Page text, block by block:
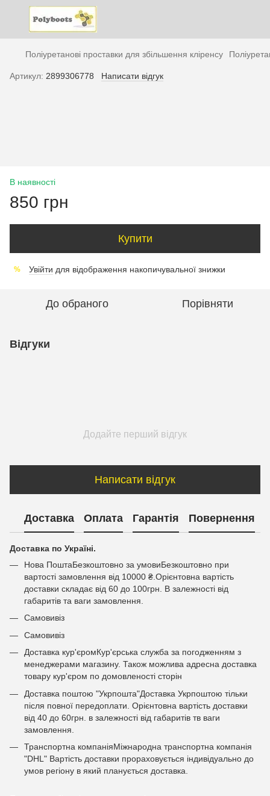
Поліуретанові проставки для збільшення кліренсу
Артикул: 2899306778 Написати відгук
В наявності
850 грн
Купити
% Увійти для відображення накопичувальної знижки
До обраного Порівняти
Відгуки
Додайте перший відгук
Написати відгук
Доставка Оплата Гарантія Повернення
Доставка по Україні.
Нова ПоштаБезкоштовно за умовиБезкоштовно при
вартості замовлення від 10000 ₴.Орієнтовна вартість
доставки складає від 60 до 100грн. В залежності від
габаритів та ваги замовлення.
Самовивіз
Самовивіз
Доставка кур'єромКур'єрська служба за погодженням з
менеджерами магазину. Також можлива адресна доставка
товару кур'єром по домовленості сторін
Доставка поштою "Укрпошта"Доставка Укрпоштою тільки
після повної передоплати. Орієнтовна вартість доставки
від 40 до 60грн. в залежності від габаритів тв ваги
замовлення.
Транспортна компаніяМіжнародна транспортна компанія
"DHL" Вартість доставки прораховується індивідуально до
умов регіону в який планується доставка.